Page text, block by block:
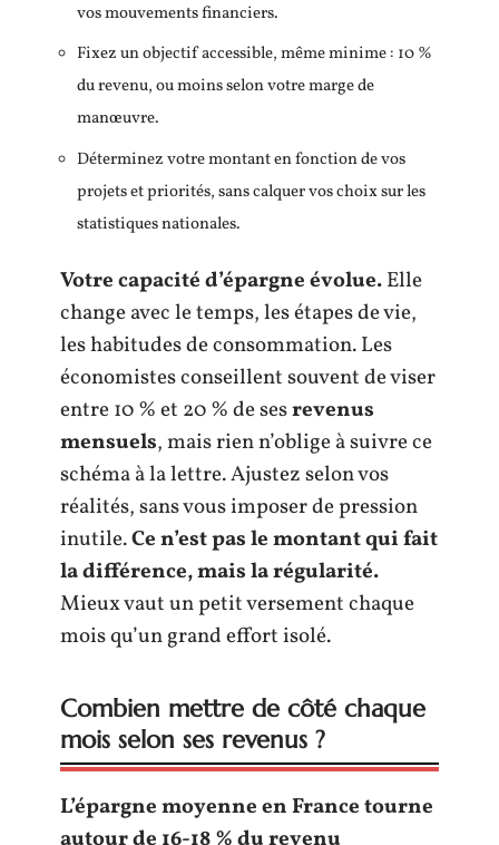
vos mouvements financiers.
Fixez un objectif accessible, même minime : 10 %
du revenu, ou moins selon votre marge de
manœuvre.
Déterminez votre montant en fonction de vos
projets et priorités, sans calquer vos choix sur les
statistiques nationales.
Votre capacité d’épargne évolue.Elle
change avec le temps, les étapes de vie,
les habitudes de consommation. Les
économistes conseillent souvent de viser
entre 10 % et 20 % de sesrevenus
mensuels, mais rien n’oblige à suivre ce
schéma à la lettre. Ajustez selon vos
réalités, sans vous imposer de pression
inutile.Ce n’est pas le montant qui fait
la différence, mais la régularité.
Mieux vaut un petit versement chaque
mois qu’un grand effort isolé.
Combien mettre de côté chaque
mois selon ses revenus ?
L’épargne moyenne en France tourne